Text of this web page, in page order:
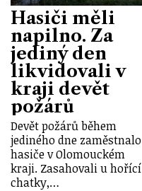
Hasiči měli
napilno. Za
jediný den
likvidovali v
kraji devět
požárů
Devět požárů během
jediného dne zaměstnalo
hasiče v Olomouckém
kraji. Zasahovali u hořící
chatky,…